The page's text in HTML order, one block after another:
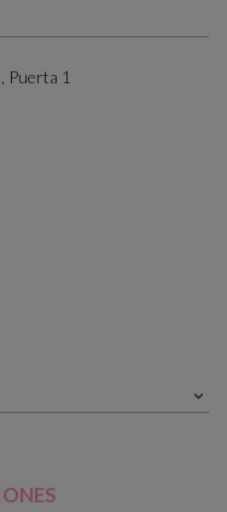
Puerta 1
